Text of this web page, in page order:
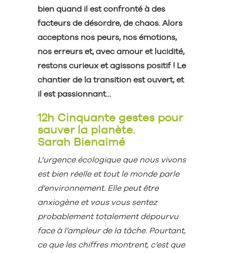
bien quand il est confronté à des
facteurs de désordre, de chaos. Alors
acceptons nos peurs, nos émotions,
nos erreurs et, avec amour et lucidité,
restons curieux et agissons positif ! Le
chantier de la transition est ouvert, et
il est passionnant…
12h Cinquante gestes pour
sauver la planète.
Sarah Bienaimé
L’urgence écologique que nous vivons
est bien réelle et tout le monde parle
d’environnement. Elle peut être
anxiogène et vous vous sentez
probablement totalement dépourvu
face à l’ampleur de la tâche. Pourtant,
ce que les chiffres montrent, c’est que